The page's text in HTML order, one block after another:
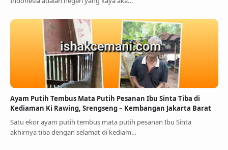
Ayam Putih Tembus Mata Putih Pesanan Ibu Sinta Tiba di
Kediaman Ki Rawing, Srengseng – Kembangan Jakarta Barat
Satu ekor ayam putih tembus mata putih pesanan Ibu Sinta
akhirnya tiba dengan selamat di kediam…